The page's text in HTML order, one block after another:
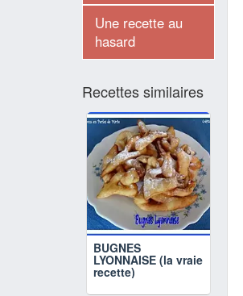
Une recette au
hasard
Recettes similaires
BUGNES
LYONNAISE (la vraie
recette)